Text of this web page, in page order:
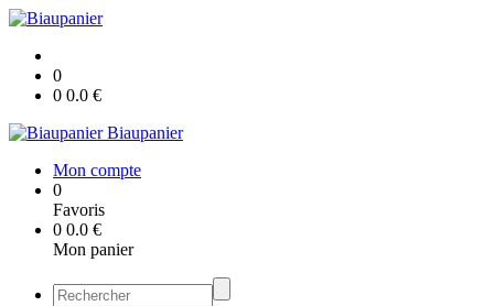
0
0 0.0 €
Biaupanier
Mon compte
0
Favoris
0 0.0 €
Mon panier